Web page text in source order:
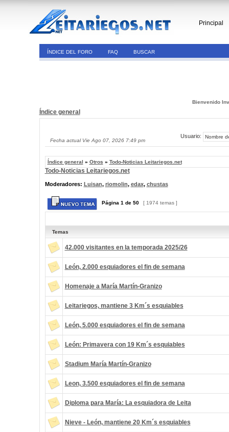
Principal
ÍNDICE DEL FORO FAQ BUSCAR
Bienvenido
Índice general
Fecha actual Vie Ago 07, 2026 7:49 pm
Usuario:
Índice general » Otros » Todo-Noticias Leitariegos.net
Todo-Noticias Leitariegos.net
Moderadores: Luisan, riomolin, edax, chustas
Página 1 de 50 [ 1974 temas ]
Temas
42.000 visitantes en la temporada 2025/26
León, 2.000 esquiadores el fin de semana
Homenaje a María Martín-Granizo
Leitariegos, mantiene 3 Km´s esquiables
León, 5.000 esquiadores el fin de semana
León: Primavera con 19 Km´s esquiables
Stadium María Martín-Granizo
Leon, 3.500 esquiadores el fin de semana
Diploma para María: La esquiadora de Leita
Nieve - León, mantiene 20 Km´s esquiables